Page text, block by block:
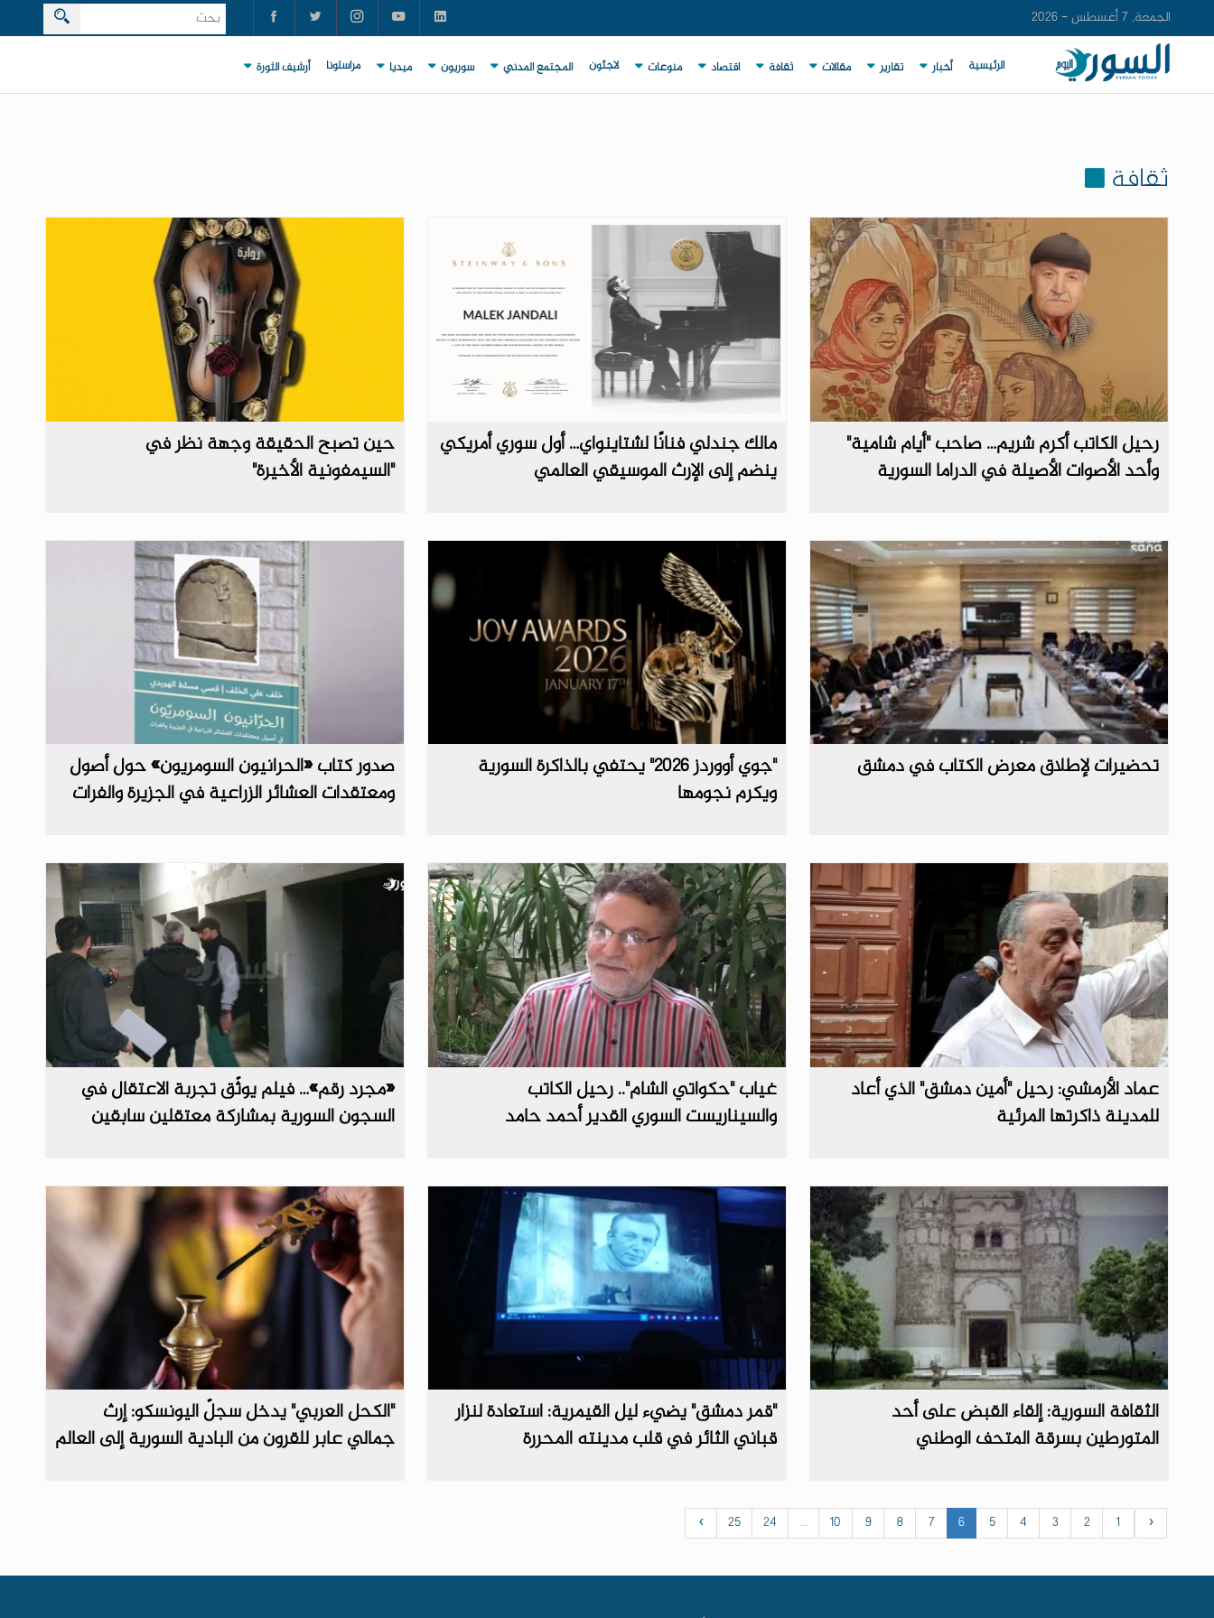
الجمعة, 7 أغسطس - 2026
الرئيسية أخبار تقارير مقالات ثقافة اقتصاد منوعات لاجئون المجتمع المدني سوريون ميديا مراسلونا أرشيف الثورة
ثقافة
رحيل الكاتب أكرم شريم… صاحب "أيام شامية"
وأحد الأصوات الأصيلة في الدراما السورية
مالك جندلي فنانًا لشتاينواي… أول سوري أمريكي
ينضم إلى الإرث الموسيقي العالمي
حين تصبح الحقيقة وجهة نظر في
"السيمفونية الأخيرة"
تحضيرات لإطلاق معرض الكتاب في دمشق
"جوي أووردز 2026" يحتفي بالذاكرة السورية
ويكرم نجومها
صدور كتاب «الحرانيون السومريون» حول أصول
ومعتقدات العشائر الزراعية في الجزيرة والفرات
​عماد الأرمشي: رحيل "أمين دمشق" الذي أعاد
للمدينة ذاكرتها المرئية
غياب "حكواتي الشام".. رحيل الكاتب
والسيناريست السوري القدير أحمد حامد
«مجرد رقم»… فيلم يوثّق تجربة الاعتقال في
السجون السورية بمشاركة معتقلين سابقين
الثقافة السورية: إلقاء القبض على أحد
المتورطين بسرقة المتحف الوطني
"قمر دمشق" يضيء ليل القيمرية: استعادة لنزار
قباني الثائر في قلب مدينته المحررة
"الكحل العربي" يدخل سجلّ اليونسكو: إرث
جمالي عابر للقرون من البادية السورية إلى العالم
‹
1
2
3
4
5
6
7
8
9
10
...
24
25
›